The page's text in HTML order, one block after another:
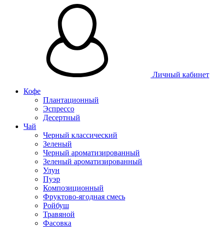
Личный кабинет
Кофе
Плантационный
Эспрессо
Десертный
Чай
Черный классический
Зеленый
Черный ароматизированный
Зеленый ароматизированный
Улун
Пуэр
Композиционный
Фруктово-ягодная смесь
Ройбуш
Травяной
Фасовка